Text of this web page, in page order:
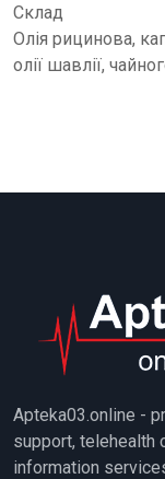
Склад
Олія рицинова,
олії шавлії,
Apteka03.online -
support, telehealth
information